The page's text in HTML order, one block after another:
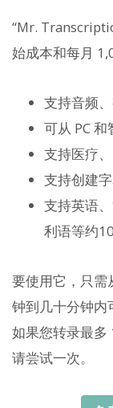
“Mr.
始成本和每月
支持音频
可从 PC
支持医疗
支持创建
支持英语
利语等约
要使用它，只需
钟到几十分钟内
如果您转录最多
请尝试一次。